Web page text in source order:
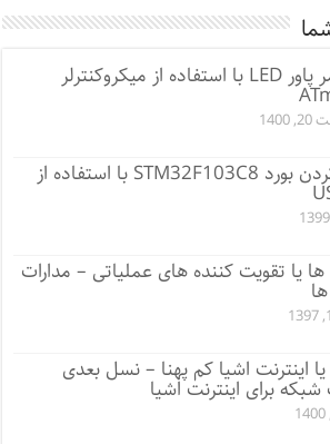
مدار دیمر پاور LED با استفاده از میکروکنترلر
پروگرم کردن بورد STM32F103C8 با استفاده از
یا تقویت کننده های عملیاتی – مدارات
NB-IoT یا اینترنت اشیا کم پهنا – نسل بعدی
شبکه برای اینترنت اشیا